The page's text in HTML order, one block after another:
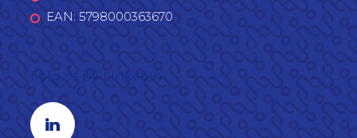
EAN: 5798000363670
Linkedin profil